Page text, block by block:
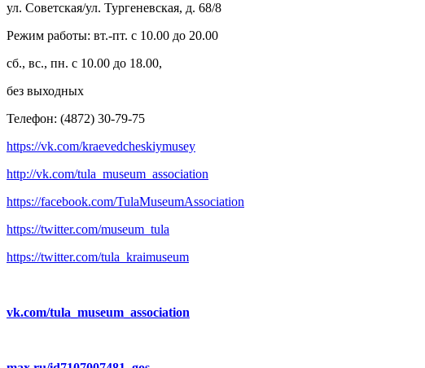
ул. Советская/ул. Тургеневская, д. 68/8
Режим работы: вт.-пт. с 10.00 до 20.00
сб., вс., пн. с 10.00 до 18.00,
без выходных
Телефон: (4872) 30-79-75
https://vk.com/kraevedcheskiymusey
http://vk.com/tula_museum_association
https://facebook.com/TulaMuseumAssociation
https://twitter.com/museum_tula
https://twitter.com/tula_kraimuseum
vk.com/tula_museum_association